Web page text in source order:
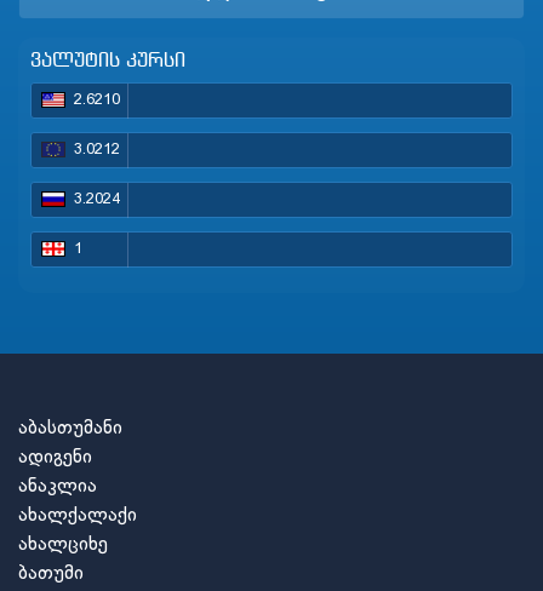
ვალუტის კურსი
2.6210
3.0212
3.2024
1
აბასთუმანი
ადიგენი
ანაკლია
ახალქალაქი
ახალციხე
ბათუმი